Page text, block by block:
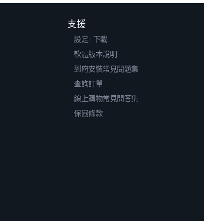
支援
設定 | 下載
軟體版本說明
到府安裝常見問題集
查詢訂單
線上購物常見問答集
保固條款